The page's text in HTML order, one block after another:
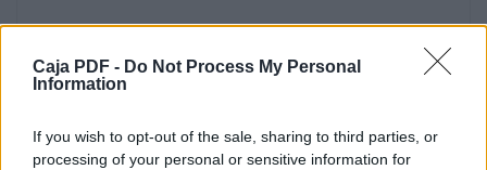
Caja PDF - Do Not Process My Personal
Information
If you wish to opt-out of the sale, sharing to third parties, or
processing of your personal or sensitive information for
confirmaría que debemos esperar 20 o más